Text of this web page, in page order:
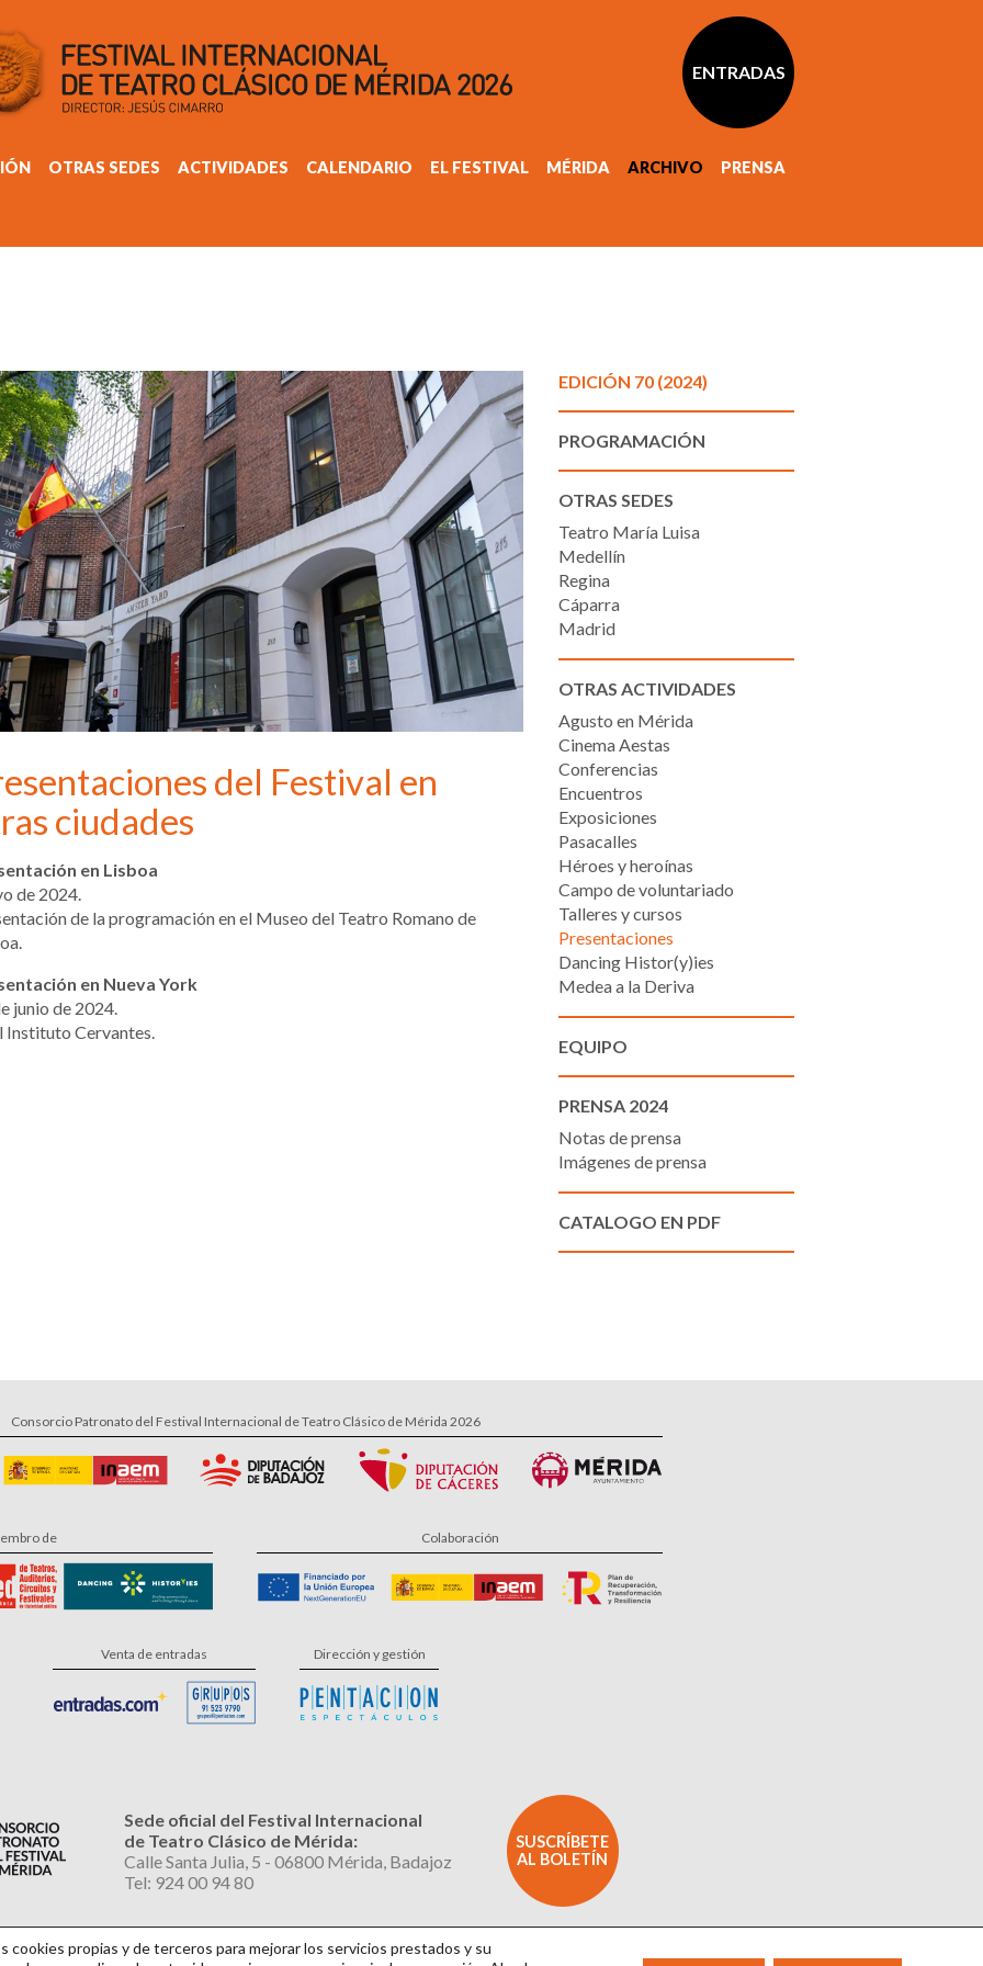
ENTRADAS
OTRAS SEDES ACTIVIDADES CALENDARIO EL FESTIVAL MÉRIDA ARCHIVO PRENSA
del Festival en
ciudades
en Lisboa
de 2024.
de la programación en el Museo del Teatro Romano de
en Nueva York
junio de 2024.
Instituto Cervantes.
EDICIÓN 70 (2024)
PROGRAMACIÓN
OTRAS SEDES
Teatro María Luisa
Medellín
Regina
Cáparra
Madrid
OTRAS ACTIVIDADES
Agusto en Mérida
Cinema Aestas
Conferencias
Encuentros
Exposiciones
Pasacalles
Héroes y heroínas
Campo de voluntariado
Talleres y cursos
Presentaciones
Dancing Histor(y)ies
Medea a la Deriva
EQUIPO
PRENSA 2024
Notas de prensa
Imágenes de prensa
CATALOGO EN PDF
Consorcio Patronato del Festival Internacional de Teatro Clásico de Mérida 2026
de Colaboración
Venta de entradas Dirección y gestión
Sede oficial del Festival Internacional
de Teatro Clásico de Mérida:
Calle Santa Julia, 5 - 06800 Mérida, Badajoz
Tel: 924 00 94 80
SUSCRÍBETE
AL BOLETÍN
cookies propias y de terceros para mejorar los servicios prestados y su